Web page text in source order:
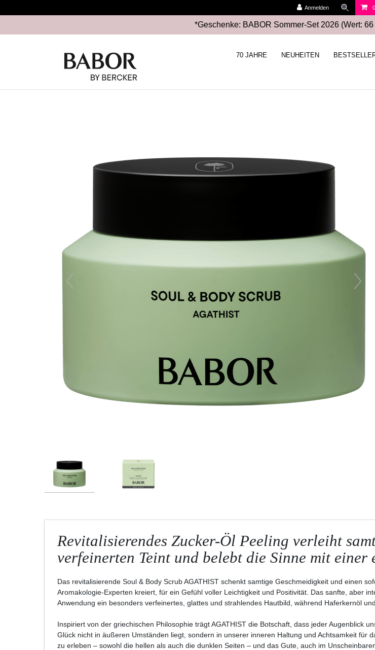
Anmelden
*Geschenke: BABOR Sommer-Set 2026 (Wert:
70 JAHRE NEUHEITEN
Revitalisierendes Zucker-Öl Peeling verleiht
verfeinerten Teint und belebt die Sinne mit
Das revitalisierende Soul & Body Scrub AGATHIST schenkt samtige Geschmeidigkeit und einen
Aromakologie-Experten kreiert, für ein Gefühl voller Leichtigkeit und Positivität. Das sanfte, aber
Anwendung ein besonders verfeinertes, glattes und strahlendes Hautbild, während Haferkernöl
Inspiriert von der griechischen Philosophie trägt AGATHIST die Botschaft, dass jeder Augenblick
Glück nicht in äußeren Umständen liegt, sondern in unserer inneren Haltung und Achtsamkeit für
zu erleben – sowohl die hellen als auch die dunklen Seiten – und das Gute, auch im